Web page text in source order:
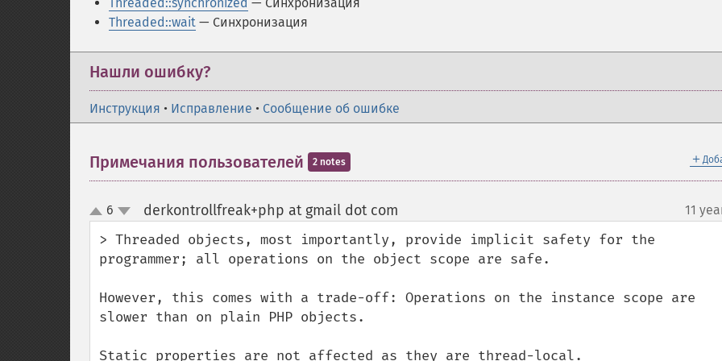
Threaded::wait — Синхронизация
Нашли ошибку?
Инструкция • Исправление • Сообщение об ошибке
＋
Примечания пользователей 2 notes
up
down
6 derkontrollfreak+php at gmail dot com 11
> Threaded objects, most importantly, provide implicit safety for the
programmer; all operations on the object scope are safe.
However, this comes with a trade-off: Operations on the instance scope are
slower than on plain PHP objects.
Static properties are not affected as they are thread-local.